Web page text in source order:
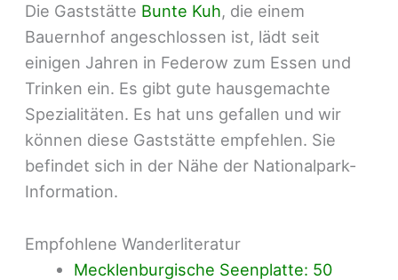
Die Gaststätte Bunte Kuh, die einem
Bauernhof angeschlossen ist, lädt seit
einigen Jahren in Federow zum Essen und
Trinken ein. Es gibt gute hausgemachte
Spezialitäten. Es hat uns gefallen und wir
können diese Gaststätte empfehlen. Sie
befindet sich in der Nähe der Nationalpark-
Information.
Empfohlene Wanderliteratur
Mecklenburgische Seenplatte: 50